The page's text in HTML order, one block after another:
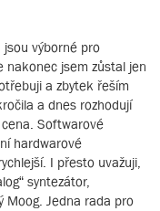
jsou výborné pro
nakonec jsem zůstal jen
a zbytek řeším
a dnes rozhodují
Softwarové
hardwarové
I přesto uvažuji,
syntezátor,
Moog. Jedna rada pro